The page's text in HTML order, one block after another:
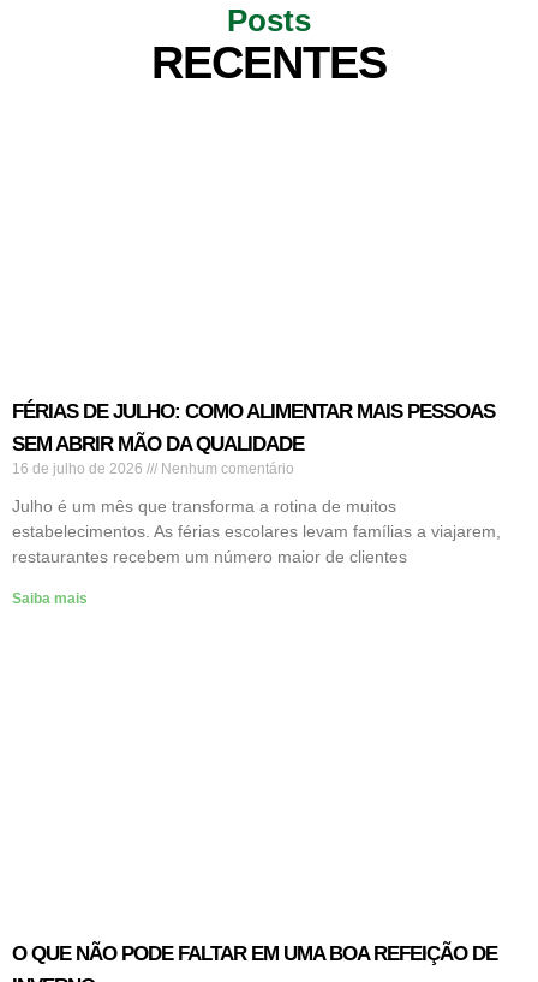
Posts
RECENTES
FÉRIAS DE JULHO: COMO ALIMENTAR MAIS PESSOAS
SEM ABRIR MÃO DA QUALIDADE
16 de julho de 2026 Nenhum comentário
Julho é um mês que transforma a rotina de muitos
estabelecimentos. As férias escolares levam famílias a viajarem,
restaurantes recebem um número maior de clientes
Saiba mais
O QUE NÃO PODE FALTAR EM UMA BOA REFEIÇÃO DE